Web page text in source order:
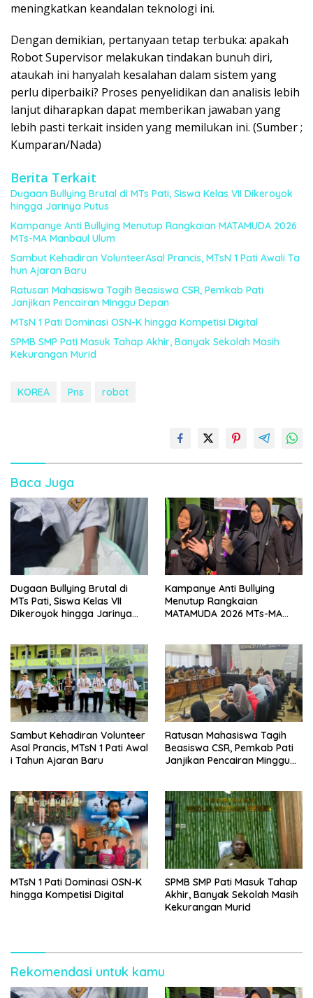
meningkatkan keandalan teknologi ini.
Dengan demikian, pertanyaan tetap terbuka: apakah
Robot Supervisor melakukan tindakan bunuh diri,
ataukah ini hanyalah kesalahan dalam sistem yang
perlu diperbaiki? Proses penyelidikan dan analisis lebih
lanjut diharapkan dapat memberikan jawaban yang
lebih pasti terkait insiden yang memilukan ini. (Sumber ;
Kumparan/Nada)
Berita Terkait
Dugaan Bullying Brutal di MTs Pati, Siswa Kelas VII Dikeroyok
hingga Jarinya Putus
Kampanye Anti Bullying Menutup Rangkaian MATAMUDA 2026
MTs-MA Manbaul Ulum
Sambut Kehadiran VolunteerAsal Prancis, MTsN 1 Pati Awali Ta
hun Ajaran Baru
Ratusan Mahasiswa Tagih Beasiswa CSR, Pemkab Pati
Janjikan Pencairan Minggu Depan
MTsN 1 Pati Dominasi OSN-K hingga Kompetisi Digital
SPMB SMP Pati Masuk Tahap Akhir, Banyak Sekolah Masih
Kekurangan Murid
KOREA Pns robot
Baca Juga
Dugaan Bullying Brutal di
MTs Pati, Siswa Kelas VII
Dikeroyok hingga Jarinya
Kampanye Anti Bullying
Menutup Rangkaian
MATAMUDA 2026 MTs-MA
Sambut Kehadiran Volunteer
Asal Prancis, MTsN 1 Pati Awal
i Tahun Ajaran Baru
Ratusan Mahasiswa Tagih
Beasiswa CSR, Pemkab Pati
Janjikan Pencairan Minggu
MTsN 1 Pati Dominasi OSN-K
hingga Kompetisi Digital
SPMB SMP Pati Masuk Tahap
Akhir, Banyak Sekolah Masih
Kekurangan Murid
Rekomendasi untuk kamu